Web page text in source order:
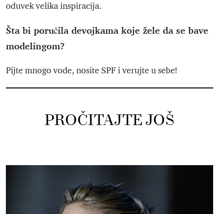
oduvek velika inspiracija.
Šta bi poručila devojkama koje žele da se bave
modelingom?
Pijte mnogo vode, nosite SPF i verujte u sebe!
PROČITAJTE JOŠ